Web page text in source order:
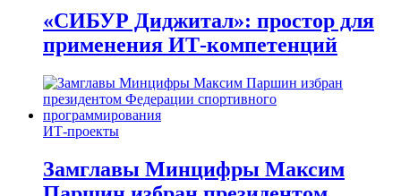
«СИБУР Диджитал»: простор для
применения ИТ-компетенций
ИТ-проекты
Замглавы Минцифры Максим